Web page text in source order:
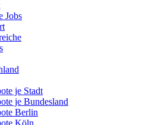
Jobs
je Stadt
je Bundesland
Berlin
Köln